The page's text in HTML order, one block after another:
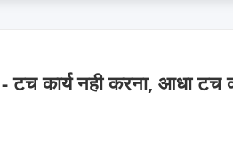
- टच कार्य नही करना, आधा टच